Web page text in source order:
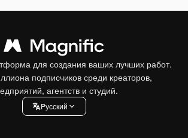
для создания ваших лучших работ.
подписчиков среди креаторов,
агентств и студий.
Pусский